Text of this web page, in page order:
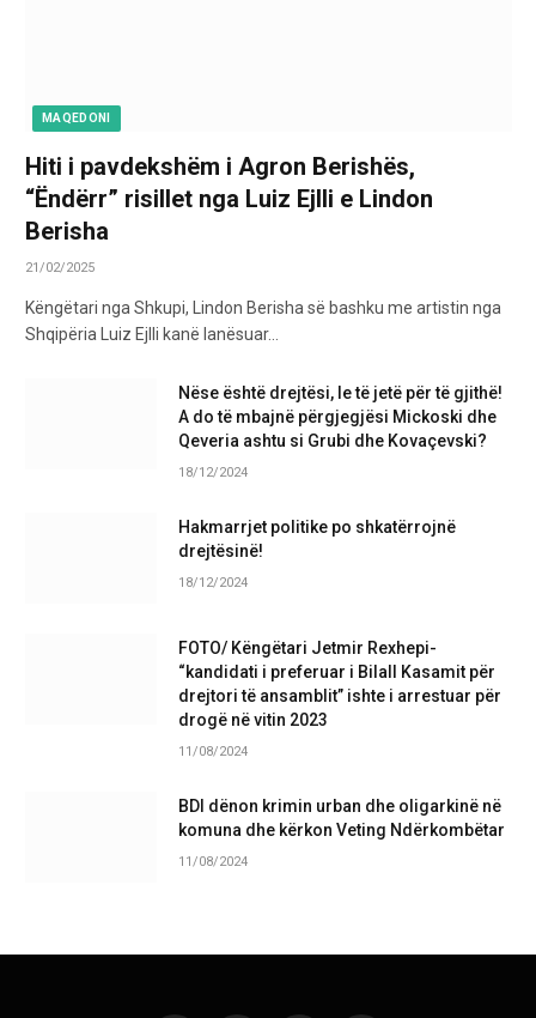
MAQEDONI
Hiti i pavdekshëm i Agron Berishës,
“Ëndërr” risillet nga Luiz Ejlli e Lindon
Berisha
21/02/2025
Këngëtari nga Shkupi, Lindon Berisha së bashku me artistin nga
Shqipëria Luiz Ejlli kanë lanësuar…
Nëse është drejtësi, le të jetë për të gjithë!
A do të mbajnë përgjegjësi Mickoski dhe
Qeveria ashtu si Grubi dhe Kovaçevski?
18/12/2024
Hakmarrjet politike po shkatërrojnë
drejtësinë!
18/12/2024
FOTO/ Këngëtari Jetmir Rexhepi-
“kandidati i preferuar i Bilall Kasamit për
drejtori të ansamblit” ishte i arrestuar për
drogë në vitin 2023
11/08/2024
BDI dënon krimin urban dhe oligarkinë në
komuna dhe kërkon Veting Ndërkombëtar
11/08/2024